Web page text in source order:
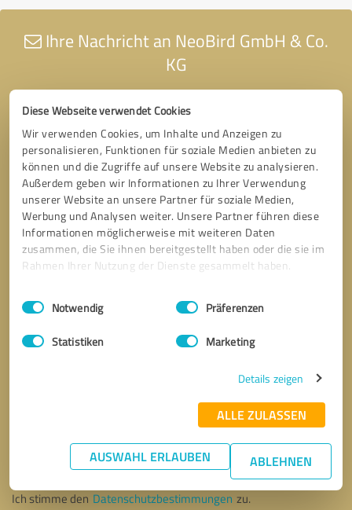
Diese Webseite verwendet Cookies
Wir verwenden Cookies, um Inhalte und Anzeigen zu
personalisieren, Funktionen für soziale Medien anbieten zu
können und die Zugriffe auf unsere Website zu analysieren.
Außerdem geben wir Informationen zu Ihrer Verwendung
unserer Website an unsere Partner für soziale Medien,
Werbung und Analysen weiter. Unsere Partner führen diese
Informationen möglicherweise mit weiteren Daten
zusammen, die Sie ihnen bereitgestellt haben oder die sie im
Rahmen Ihrer Nutzung der Dienste gesammelt haben.
Impressum Datenschutzbestimmungen
Einwilligungsauswahl
Notwendig Präferenzen
Statistiken Marketing
Details zeigen
ALLE ZULASSEN
AUSWAHL ERLAUBEN ABLEHNEN
Ihre Nachricht an NeoBird GmbH & Co.
KG
* Erforderliche Angaben
Nachricht senden
Ich stimme den Datenschutzbestimmungen zu.